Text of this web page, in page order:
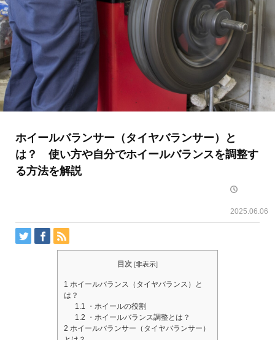
ホイールバランサー（タイヤバランサー）と
は？ 使い方や自分でホイールバランスを調整す
る方法を解説
2025.06.06
目次 [非表示]
1 ホイールバランス（タイヤバランス）と
は？
1.1 ・ホイールの役割
1.2 ・ホイールバランス調整とは？
2 ホイールバランサー（タイヤバランサー）